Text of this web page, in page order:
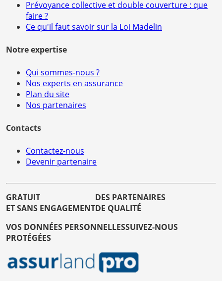
Prévoyance collective et double couverture : que
faire ?
Ce qu'il faut savoir sur la Loi Madelin
Notre expertise
Qui sommes-nous ?
Nos experts en assurance
Plan du site
Nos partenaires
Contacts
Contactez-nous
Devenir partenaire
GRATUIT
ET SANS ENGAGEMENT
DES PARTENAIRES
DE QUALITÉ
VOS DONNÉES PERSONNELLES
PROTÉGÉES
SUIVEZ-NOUS